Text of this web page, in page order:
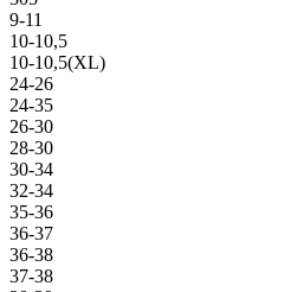
9-11
10-10,5
10-10,5(XL)
24-26
24-35
26-30
28-30
30-34
32-34
35-36
36-37
36-38
37-38